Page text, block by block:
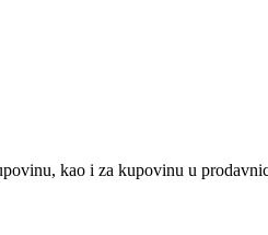
kao i za kupovinu u